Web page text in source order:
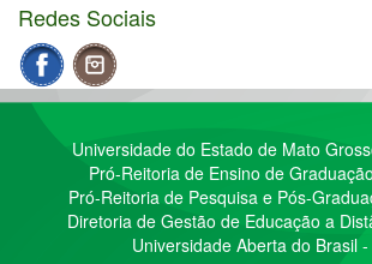
Redes Sociais
Universidade do Estado de Mato
Pró-Reitoria de Ensino de
Pró-Reitoria de Pesquisa e Pós-
Diretoria de Gestão de Educação a
Universidade Aberta do Brasil -